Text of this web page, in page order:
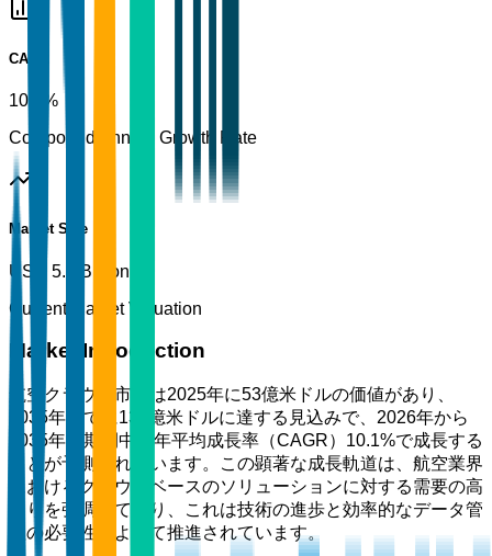
CAGR
10.1%
Compound Annual Growth Rate
Market Size
USD 5.3 Billion
Current Market Valuation
Market Introduction
航空クラウド市場は2025年に53億米ドルの価値があり、
2035年までに137億米ドルに達する見込みで、2026年から
2035年の期間中に年平均成長率（CAGR）10.1%で成長する
ことが予測されています。この顕著な成長軌道は、航空業界
におけるクラウドベースのソリューションに対する需要の高
まりを強調しており、これは技術の進歩と効率的なデータ管
理の必要性によって推進されています。